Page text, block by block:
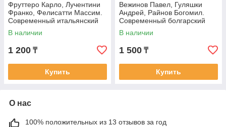
Фруттеро Карло, Лучентини
Франко, Фелисатти Массим.
Современный итальянский
детектив: Его посетило в
В наличии
1 200 ₸
Купить
Вежинов Павел, Гуляшки
Андрей, Райнов Богомил.
Современный болгарский
детектив: Добровольное
признание.
В наличии
1 500 ₸
Купить
О нас
100% положительных из 13 отзывов за год